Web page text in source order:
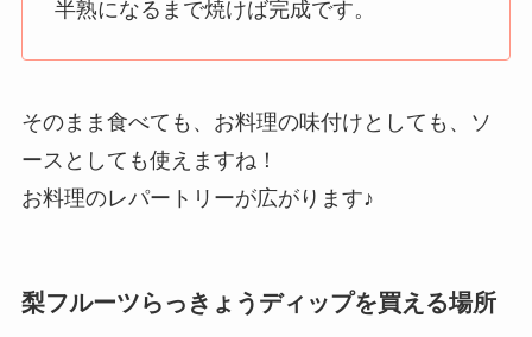
半熟になるまで焼けば完成です。
そのまま食べても、お料理の味付けとしても、ソ
ースとしても使えますね！
お料理のレパートリーが広がります♪
梨フルーツらっきょうディップを買える場所